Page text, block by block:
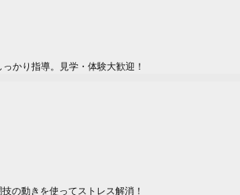
かり指導。見学・体験大歓迎！
の動きを使ってストレス解消！